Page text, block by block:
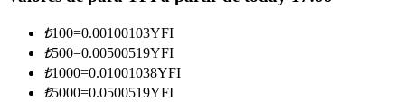
Informação
Análise de big data, incluindo informações comerciais, etc.
₺100=0.00100103YFI
₺500=0.00500519YFI
₺1000=0.01001038YFI
₺5000=0.0500519YFI